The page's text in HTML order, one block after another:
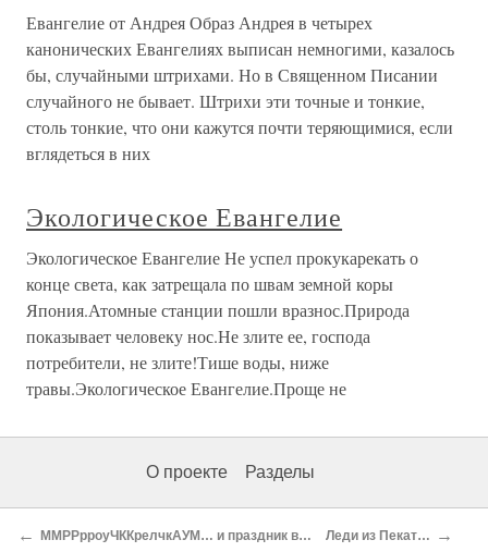
Евангелие от Андрея Образ Андрея в четырех
канонических Евангелиях выписан немногими, казалось
бы, случайными штрихами. Но в Священном Писании
случайного не бывает. Штрихи эти точные и тонкие,
столь тонкие, что они кажутся почти теряющимися, если
вглядеться в них
Экологическое Евангелие
Экологическое Евангелие Не успел прокукарекать о
конце света, как затрещала по швам земной коры
Япония.Атомные станции пошли вразнос.Природа
показывает человеку нос.Не злите ее, господа
потребители, не злите!Тише воды, ниже
травы.Экологическое Евангелие.Проще не
О проекте Разделы
← ММРРрроуЧККрелчкАУМ… и праздник в Ла Гуардиа Леди из Пекатоники →